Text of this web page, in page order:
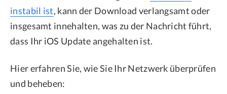
instabil ist, kann der Download verlangsamt oder
insgesamt innehalten, was zu der Nachricht führt,
dass Ihr iOS Update angehalten ist.
Hier erfahren Sie, wie Sie Ihr Netzwerk überprüfen
und beheben: